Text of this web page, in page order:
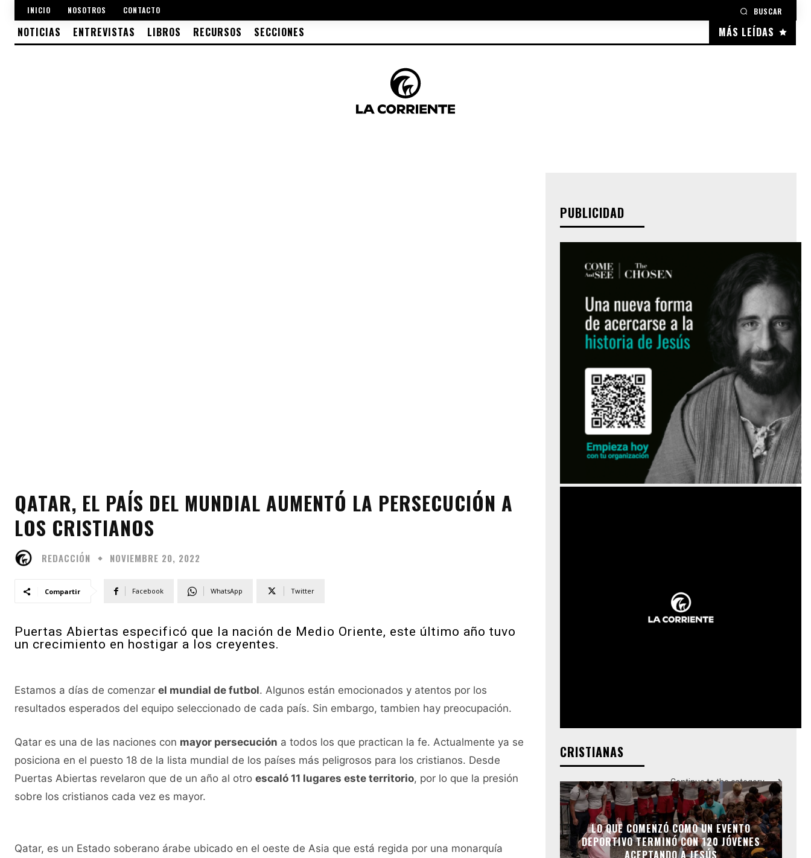
INICIO NOSOTROS CONTACTO BUSCAR
MÁS LEÍDAS
NOTICIAS ENTREVISTAS LIBROS RECURSOS SECCIONES
QATAR, EL PAÍS DEL MUNDIAL AUMENTÓ LA PERSECUCIÓN A
LOS CRISTIANOS
REDACCIÓN NOVIEMBRE 20, 2022
Compartir Facebook Twitter
WhatsApp
Puertas Abiertas especificó que la nación de Medio Oriente, este último año tuvo
un crecimiento en hostigar a los creyentes.
Estamos a días de comenzar el mundial de futbol. Algunos están emocionados y atentos por los
resultados esperados del equipo seleccionado de cada país. Sin embargo, tambien hay preocupación.
Qatar es una de las naciones con mayor persecución a todos los que practican la fe. Actualmente ya se
posiciona en el puesto 18 de la lista mundial de los países más peligrosos para los cristianos. Desde
Puertas Abiertas revelaron que de un año al otro escaló 11 lugares este territorio, por lo que la presión
sobre los cristianos cada vez es mayor.
Qatar​, es un Estado soberano árabe ubicado en el oeste de Asia que está regida por una monarquía
PUBLICIDAD
CRISTIANAS
Continue to the category
LO QUE COMENZÓ COMO UN EVENTO
DEPORTIVO TERMINÓ CON 120 JÓVENES
ACEPTANDO A JESÚS